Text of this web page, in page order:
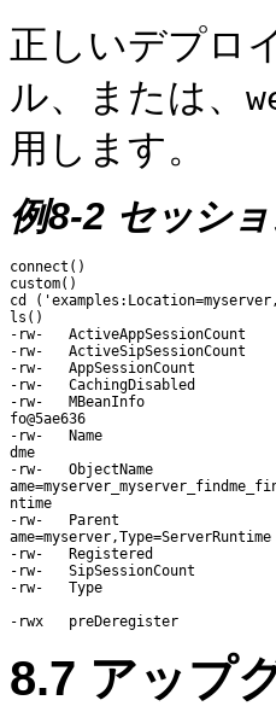
正しいデプロ
ル、または、
用します。
例8-2 セッシ
connect()
custom()
cd
ls()
-rw-
-rw-
-rw-   AppSessionCount
-rw-   CachingDisabled
-rw-   MBeanInfo
fo@5ae636
-rw-   Name
dme
-rw-   ObjectName
ntime
-rw-   Parent
ame=myserver,Type=ServerRuntime
-rw-   Registered
-rw-   SipSessionCount
-rw-   Type
8.7 アップ